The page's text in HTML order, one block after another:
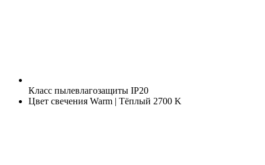
Класс пылевлагозащиты IP20
Цвет свечения Warm | Тёплый 2700 K